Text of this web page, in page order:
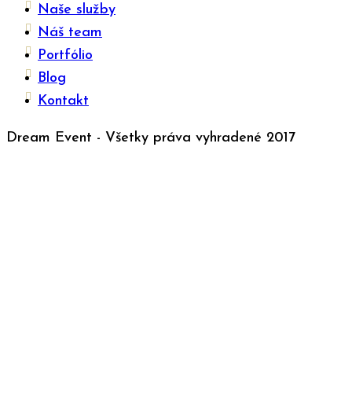
Naše služby
Náš team
Portfólio
Blog
Kontakt
Dream Event - Všetky práva vyhradené 2017